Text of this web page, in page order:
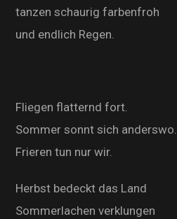
tanzen schaurig farbenfroh
und endlich Regen.
Fliegen flatternd fort.
Sommer sonnt sich anderswo.
Frieren tun nur wir.
Herbst bedeckt das Land
Sommerlachen verklungen